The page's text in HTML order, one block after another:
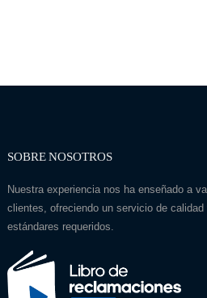
SOBRE NOSOTROS
Nuestra experiencia nos ha enseñado a
clientes, ofreciendo un servicio de
estándares requeridos.